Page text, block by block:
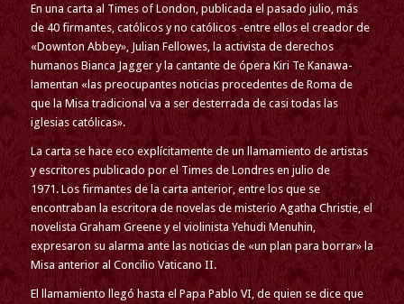
En una carta al Times of London, publicada el pasado julio, más
de 40 firmantes, católicos y no católicos -entre ellos el creador de
«Downton Abbey», Julian Fellowes, la activista de derechos
humanos Bianca Jagger y la cantante de ópera Kiri Te Kanawa-
lamentan «las preocupantes noticias procedentes de Roma de
que la Misa tradicional va a ser desterrada de casi todas las
iglesias católicas».
La carta se hace eco explícitamente de un llamamiento de artistas
y escritores publicado por el Times de Londres en julio de
1971. Los firmantes de la carta anterior, entre los que se
encontraban la escritora de novelas de misterio Agatha Christie, el
novelista Graham Greene y el violinista Yehudi Menuhin,
expresaron su alarma ante las noticias de «un plan para borrar» la
Misa anterior al Concilio Vaticano II.
El llamamiento llegó hasta el Papa Pablo VI, de quien se dice que